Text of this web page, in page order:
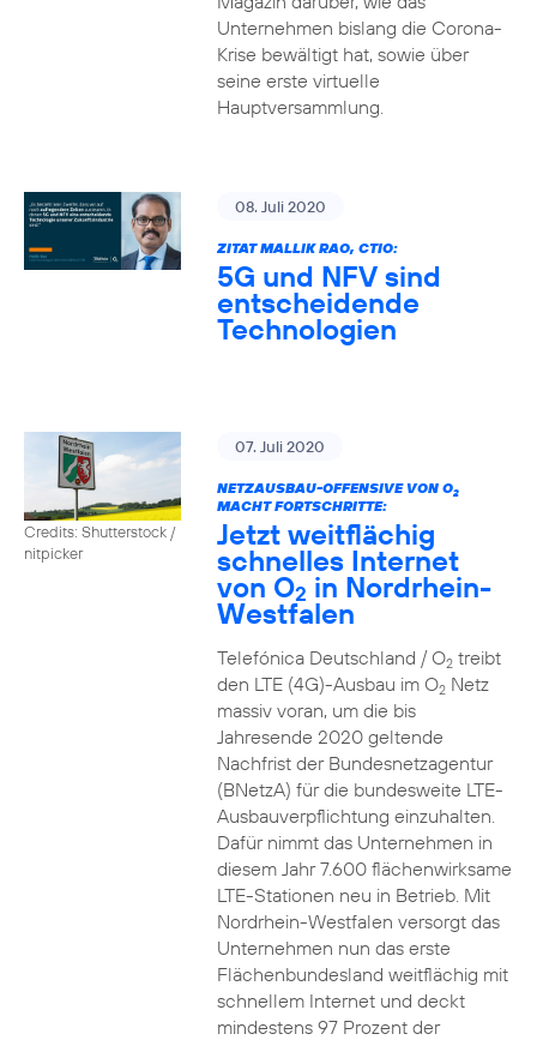
Unternehmen bislang die Corona-
Krise bewältigt hat, sowie über
seine erste virtuelle
Hauptversammlung.
08. Juli 2020
ZITAT MALLIK RAO, CTIO:
5G und NFV sind
entscheidende
Technologien
Credits: Shutterstock /
nitpicker
07. Juli 2020
NETZAUSBAU-OFFENSIVE VON O2
MACHT FORTSCHRITTE:
Jetzt weitflächig
schnelles Internet
von O2 in Nordrhein-
Westfalen
Telefónica Deutschland / O2treibt
den LTE (4G)-Ausbau im O2Netz
massiv voran, um die bis
Jahresende 2020 geltende
Nachfrist der Bundesnetzagentur
(BNetzA) für die bundesweite LTE-
Ausbauverpflichtung einzuhalten.
Dafür nimmt das Unternehmen in
diesem Jahr 7.600 flächenwirksame
LTE-Stationen neu in Betrieb. Mit
Nordrhein-Westfalen versorgt das
Unternehmen nun das erste
Flächenbundesland weitflächig mit
schnellem Internet und deckt
mindestens 97 Prozent der